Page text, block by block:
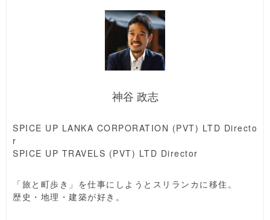
神谷 政志
SPICE UP LANKA CORPORATION (PVT) LTD Directo
r
SPICE UP TRAVELS (PVT) LTD Director
「旅と町歩き」を仕事にしようとスリランカに移住。
歴史・地理・建築が好き。